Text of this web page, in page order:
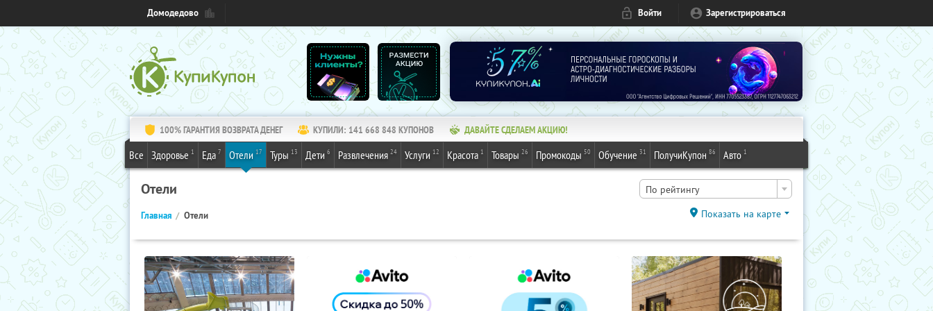
Домодедово Войти Зарегистрироваться
100% ГАРАНТИЯ ВОЗВРАТА ДЕНЕГ КУПИЛИ: 141 668 848 КУПОНОВ ДАВАЙТЕ СДЕЛАЕМ АКЦИЮ!
Все Здоровье 1 Еда 7 Отели 17 Туры 13 Дети 6 Развлечения 24 Услуги 12 Красота 1 Товары 26 Промокоды 50 Обучение 31 ПолучиКупон 86 Авто 1
Отели По рейтингу
Главная Отели Показать на карте